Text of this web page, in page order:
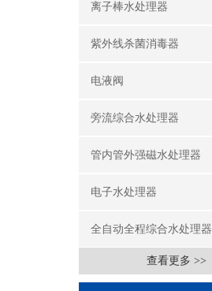
离子棒水处理器
紫外线杀菌消毒器
电液阀
旁流综合水处理器
管内管外强磁水处理器
电子水处理器
全自动全程综合水处理器
查看更多 >>